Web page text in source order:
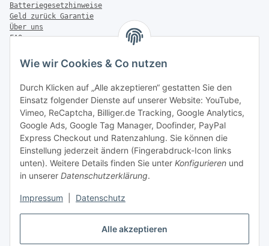
Alle akzeptieren
Wie wir Cookies & Co nutzen
Durch Klicken auf „Alle akzeptieren“ gestatten Sie den
Einsatz folgender Dienste auf unserer Website: YouTube,
Vimeo, ReCaptcha, Billiger.de Tracking, Google Analytics,
Google Ads, Google Tag Manager, Doofinder, PayPal
Express Checkout und Ratenzahlung. Sie können die
Einstellung jederzeit ändern (Fingerabdruck-Icon links
unten). Weitere Details finden Sie unter Konfigurieren und
in unserer Datenschutzerklärung.
Impressum Datenschutz
Batteriegesetzhinweise
Geld zurück Garantie
Über uns
FAQ
Zahlung & Versand
Versandinformationen
Sonstiges